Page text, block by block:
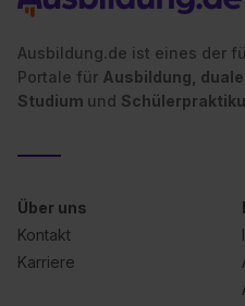
Ausbildung.de ist eines der
Portale für Ausbildung,
Studium und
Über uns
Kontakt
Karriere